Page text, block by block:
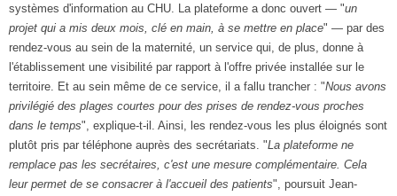
systèmes d'information au CHU. La plateforme a donc ouvert — "un
projet qui a mis deux mois, clé en main, à se mettre en place" — par des
rendez-vous au sein de la maternité, un service qui, de plus, donne à
l'établissement une visibilité par rapport à l'offre privée installée sur le
territoire. Et au sein même de ce service, il a fallu trancher : "Nous avons
privilégié des plages courtes pour des prises de rendez-vous proches
dans le temps", explique-t-il. Ainsi, les rendez-vous les plus éloignés sont
plutôt pris par téléphone auprès des secrétariats. "La plateforme ne
remplace pas les secrétaires, c'est une mesure complémentaire. Cela
leur permet de se consacrer à l'accueil des patients", poursuit Jean-